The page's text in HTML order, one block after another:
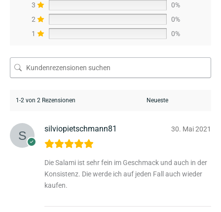
3
0%
2
0%
1
0%
1-2 von 2 Rezensionen
silviopietschmann81 30. Mai 2021
Die Salami ist sehr fein im Geschmack und auch in der
Konsistenz. Die werde ich auf jeden Fall auch wieder
kaufen.